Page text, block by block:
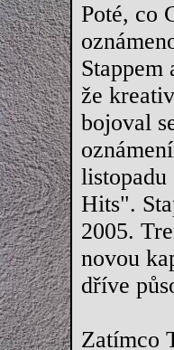
Poté, co
že
bojoval
listopadu
Hits".
2005.
novou
dříve
Zatímco